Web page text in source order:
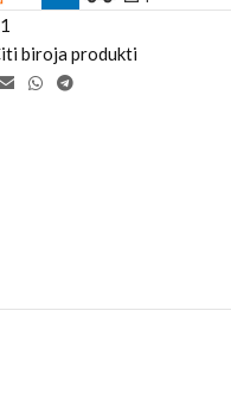
biroja produkti